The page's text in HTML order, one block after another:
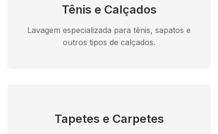
Tênis e Calçados
Lavagem especializada para tênis, sapatos e
outros tipos de calçados.
Tapetes e Carpetes